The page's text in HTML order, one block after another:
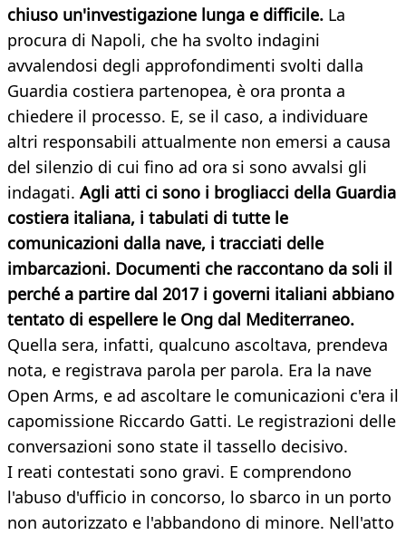
chiuso un'investigazione lunga e difficile. La
procura di Napoli, che ha svolto indagini
avvalendosi degli approfondimenti svolti dalla
Guardia costiera partenopea, è ora pronta a
chiedere il processo. E, se il caso, a individuare
altri responsabili attualmente non emersi a causa
del silenzio di cui fino ad ora si sono avvalsi gli
indagati. Agli atti ci sono i brogliacci della Guardia
costiera italiana, i tabulati di tutte le
comunicazioni dalla nave, i tracciati delle
imbarcazioni. Documenti che raccontano da soli il
perché a partire dal 2017 i governi italiani abbiano
tentato di espellere le Ong dal Mediterraneo.
Quella sera, infatti, qualcuno ascoltava, prendeva
nota, e registrava parola per parola. Era la nave
Open Arms, e ad ascoltare le comunicazioni c'era il
capomissione Riccardo Gatti. Le registrazioni delle
conversazioni sono state il tassello decisivo.
I reati contestati sono gravi. E comprendono
l'abuso d'ufficio in concorso, lo sbarco in un porto
non autorizzato e l'abbandono di minore. Nell'atto